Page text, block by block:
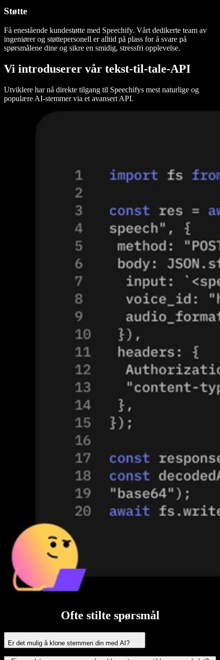
Støtte
Få enestående kundestøtte med Speechify. Vårt dedikerte team av
ingeniører og støttepersonell er alltid på plass for å svare på
spørsmålene dine og sikre en smidig, stressfri opplevelse.
Vi introduserer vår tekst-til-tale-API
Utviklere har nå direkte tilgang til Speechifys mest naturlige og
populære AI-stemmer via et avansert API.
Ofte stilte spørsmål
Er det mulig å klone stemmen din med AI?